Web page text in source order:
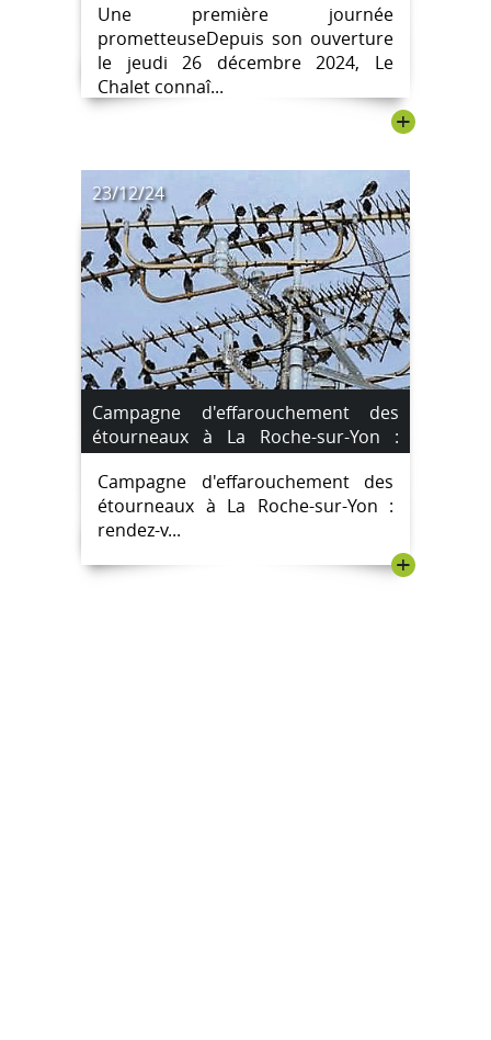
Une première journée
prometteuseDepuis son ouverture
le jeudi 26 décembre 2024, Le
Chalet connaî...
+
23/12/24
Campagne d'effarouchement des
étourneaux à La Roche-sur-Yon :
rendez-vous les 26 et 27 décembre
2024
Campagne d'effarouchement des
étourneaux à La Roche-sur-Yon :
rendez-v...
+